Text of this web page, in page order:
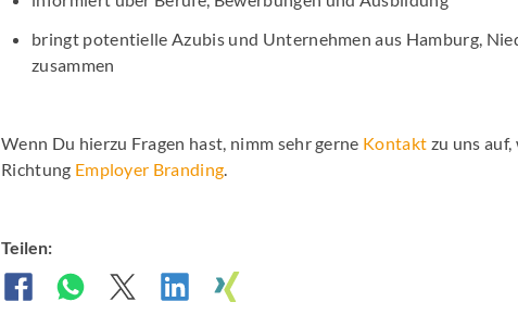
bringt potentielle Azubis und Unternehmen aus Hamburg,
zusammen
Wenn Du hierzu Fragen hast, nimm sehr gerne Kontakt zu uns
Richtung Employer Branding.
Teilen: